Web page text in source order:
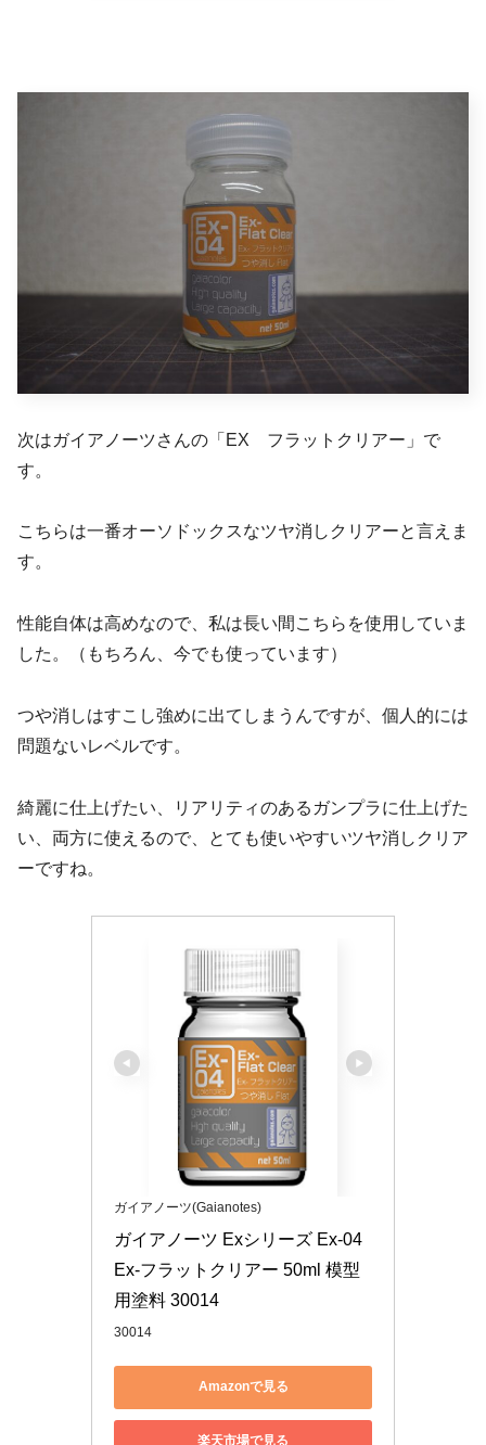
次はガイアノーツさんの「EX フラットクリアー」で
す。
こちらは一番オーソドックスなツヤ消しクリアーと言えま
す。
性能自体は高めなので、私は長い間こちらを使用していま
した。（もちろん、今でも使っています）
つや消しはすこし強めに出てしまうんですが、個人的には
問題ないレベルです。
綺麗に仕上げたい、リアリティのあるガンプラに仕上げた
い、両方に使えるので、とても使いやすいツヤ消しクリア
ーですね。
ガイアノーツ(Gaianotes)
ガイアノーツ Exシリーズ Ex-04
Ex-フラットクリアー 50ml 模型
用塗料 30014
30014
Amazonで見る
楽天市場で見る